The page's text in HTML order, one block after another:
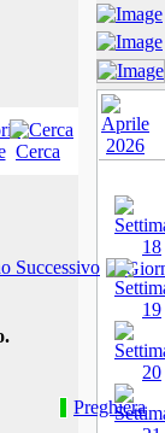
Cerca
Successivo
Preghiera